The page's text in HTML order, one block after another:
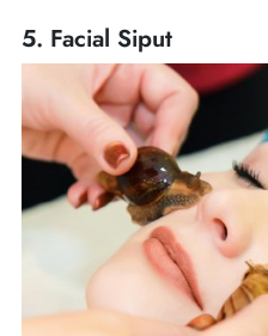
5. Facial Siput